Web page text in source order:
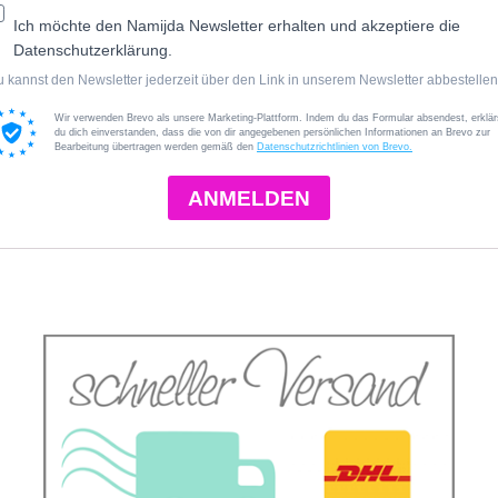
Ich möchte den Namijda Newsletter erhalten und akzeptiere die
Datenschutzerklärung.
kannst den Newsletter jederzeit über den Link in unserem Newsletter
Wir verwenden Brevo als unsere Marketing-Plattform. Indem du das Formular absendest,
du dich einverstanden, dass die von dir angegebenen persönlichen Informationen an Brevo zur
Bearbeitung übertragen werden gemäß den Datenschutzrichtlinien von Brevo.
ANMELDEN